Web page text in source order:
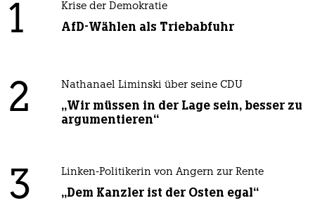
1 Krise der Demokratie
AfD-Wählen als Triebabfuhr
2 Nathanael Liminski über seine CDU
„Wir müssen in der Lage sein, besser zu
argumentieren“
3 Linken-Politikerin von Angern zur Rente
„Dem Kanzler ist der Osten egal“